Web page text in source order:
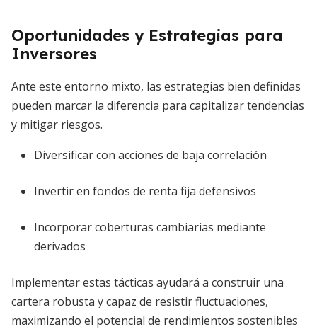
Oportunidades y Estrategias para
Inversores
Ante este entorno mixto, las estrategias bien definidas
pueden marcar la diferencia para capitalizar tendencias
y mitigar riesgos.
Diversificar con acciones de baja correlación
Invertir en fondos de renta fija defensivos
Incorporar coberturas cambiarias mediante
derivados
Implementar estas tácticas ayudará a construir una
cartera robusta y capaz de resistir fluctuaciones,
maximizando el potencial de rendimientos sostenibles